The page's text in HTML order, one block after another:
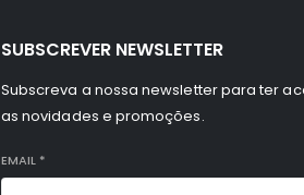
SUBSCREVER NEWSLETTER
Subscreva a nossa newsletter para ter
as novidades e promoções.
EMAIL *